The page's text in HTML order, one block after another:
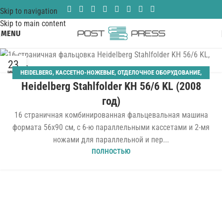
Skip to navigation
Skip to main content
MENU
23
ИЮЛ HEIDELBERG, КАССЕТНО-НОЖЕВЫЕ, ОТДЕЛОЧНОЕ ОБОРУДОВАНИЕ,
ПЛОСКОСТАПЕЛЬНЫЙ САМОНАКЛАД
ФАЛЬЦЕВАЛЬНЫЕ
Heidelberg Stahlfolder KH 56/6 KL (2008
год)
16 страничная комбинированная фальцевальная машина
формата 56x90 см, с 6-ю параллельными кассетами и 2-мя
ножами для параллельной и пер...
ПОЛНОСТЬЮ